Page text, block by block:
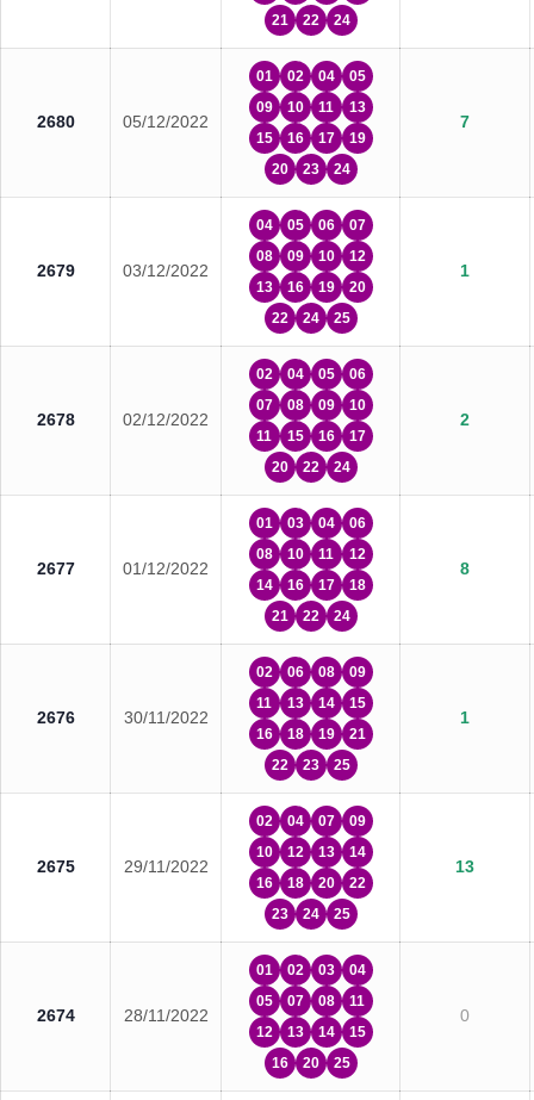
21
22 24
2680 05/12/2022
01 02 04
05
09
10 11
13
15
16 17
19
20
23 24
7
2679 03/12/2022
04 05 06
07
08
09 10
12
13
16 19
20
22
24 25
1
2678 02/12/2022
02 04 05
06
07
08 09
10
11
15 16
17
20
22 24
2
2677 01/12/2022
01 03 04
06
08
10 11
12
14
16 17
18
21
22 24
8
2676 30/11/2022
02 06 08
09
11
13 14
15
16
18 19
21
22
23 25
1
2675 29/11/2022
02 04 07
09
10
12 13
14
16
18 20
22
23
24 25
13
2674 28/11/2022
01 02 03
04
05
07 08
11
12
13 14
15
16
20 25
0